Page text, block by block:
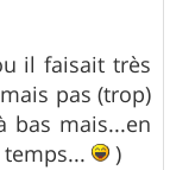
il faisait très
pas (trop)
bas mais...en
)